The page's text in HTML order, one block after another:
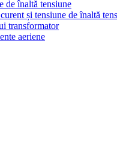
de înaltă tensiune
și tensiune de înaltă
transformator
aeriene